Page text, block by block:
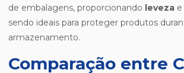
de embalagens, proporcionando leveza e
sendo ideais para proteger produtos
armazenamento.
Comparação entre